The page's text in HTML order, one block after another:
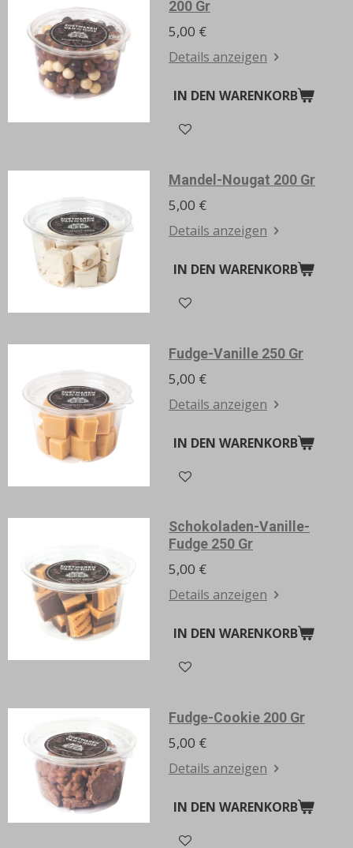
200 Gr
5,00 €
Details anzeigen
IN DEN WARENKORB
Mandel-Nougat 200 Gr
5,00 €
Details anzeigen
IN DEN WARENKORB
Fudge-Vanille 250 Gr
5,00 €
Details anzeigen
IN DEN WARENKORB
Schokoladen-Vanille-
Fudge 250 Gr
5,00 €
Details anzeigen
IN DEN WARENKORB
Fudge-Cookie 200 Gr
5,00 €
Details anzeigen
IN DEN WARENKORB